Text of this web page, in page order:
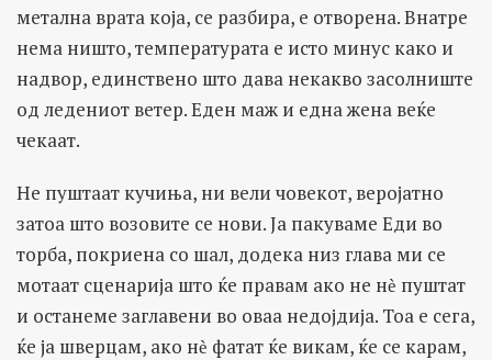
метална врата која, се разбира, е отворена. Внатре
нема ништо, температурата е исто минус како и
надвор, единствено што дава некакво засолниште
од ледениот ветер. Еден маж и една жена веќе
чекаат.
Не пуштаат кучиња, ни вели човекот, веројатно
затоа што возовите се нови. Ја пакуваме Еди во
торба, покриена со шал, додека низ глава ми се
мотаат сценарија што ќе правам ако не нѐ пуштат
и останеме заглавени во оваа недојдија. Тоа е сега,
ќе ја шверцам, ако нѐ фатат ќе викам, ќе се карам,